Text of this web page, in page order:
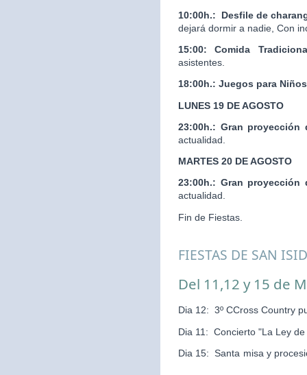
10:00h.:
Desfile de
dejará dormir a nadie, Con
15:00: Comida
asistentes.
18:00h.: Juegos para Niños
LUNES 19 DE AGOSTO
23:00h.: Gran proyección
actualidad.
MARTES 20 DE AGOSTO
23:00h.: Gran proyección
actualidad.
Fin de Fiestas.
FIESTAS DE SAN
Del 11,12 y 15 de
Dia 12: 3º CCross Country
Dia 11: Concierto "La Ley
Dia 15: Santa misa y